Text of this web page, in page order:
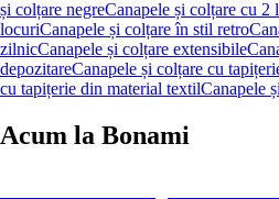
și colțare negreCanapele și colțare cu 2
locuriCanapele și colțare în stil retro
zilnicCanapele și colțare extensibile
depozitareCanapele și colțare cu
cu tapițerie din material textilCanapele
Acum la Bonami